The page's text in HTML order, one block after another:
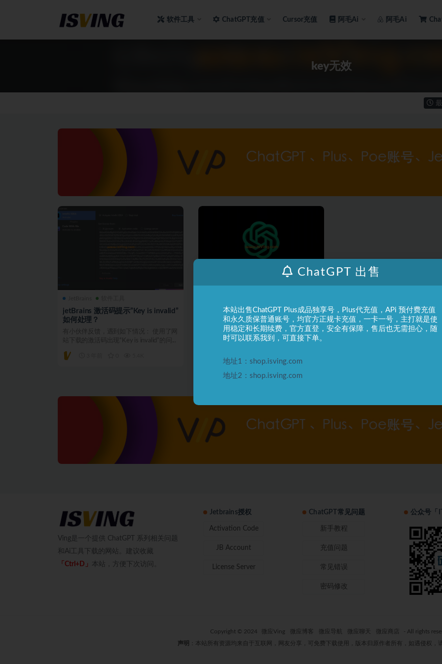
软件工具 ChatGPT充值 Cursor充值 阿毛Ai 阿毛Ai
key无效
jetBrains 激活码提示”Key is invalid”
如何处理？
有小伙伴反馈，遇到如下情况： 使用了网
站下载的激活码出现“Key is invalid”的问...
ChatGPT 报错：“this key is
associated with a deactivated
account”
ChatGPT 帐户购买：
http://shop.isving.com 备用地址：http:...
Ving是一个提供 ChatGPT 系列相关问题
和Ai工具下载的网站。建议收藏
「Ctrl+D」 本站，方便下次访问。
Jetbrains授权
Activation Code
JB Account
License Server
ChatGPT常见问题
新手教程
充值问题
常见错误
密码修改
公众号「
Copyright © 2024 微应Ving 微应博客 微应导航 微应聊天 微应商店
- All rights
声明
：本站所有资源均来自于互联网，网友分享，可免费下载使用，版本归原作者所有，如遇侵权，
ChatGPT 出售
本站出售ChatGPT Plus成品独享号，Plus代充值，APi 预付费充值
和永久质保普通账号，均官方正规卡充值，一卡一号，主打就是使
用稳定和长期续费，官方直登，安全有保障，售后也无需担心，随
时可以联系我到，可直接下单。
地址1：shop.isving.com
地址2：shop.isving.com